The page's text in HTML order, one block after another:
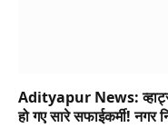
Adityapur News:
हो गए सारे सफाईकर्मी! नगर